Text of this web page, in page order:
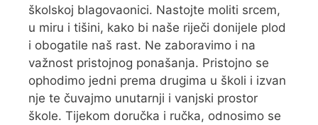
školskoj blagovaonici. Nastojte moliti srcem,
u miru i tišini, kako bi naše riječi donijele plod
i obogatile naš rast. Ne zaboravimo i na
važnost pristojnog ponašanja. Pristojno se
ophodimo jedni prema drugima u školi i izvan
nje te čuvajmo unutarnji i vanjski prostor
škole. Tijekom doručka i ručka, odnosimo se